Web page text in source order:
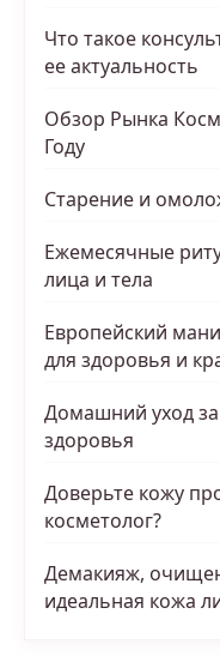
Что такое
ее актуальность
Обзор Рынка
Году
Старение и
Ежемесячные
лица и тела
Европейский
для здоровья и
Домашний уход
здоровья
Доверьте кожу
косметолог?
Демакияж,
идеальная кожа